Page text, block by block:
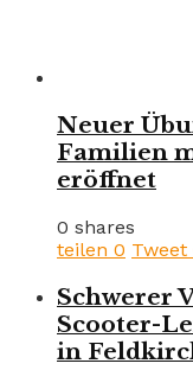
Neuer
Familien
eröffnet
0 shares
teilen 0 Tweet
Schwerer
Scooter-
in